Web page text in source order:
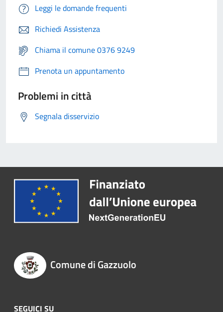
Leggi le domande frequenti
Richiedi Assistenza
Chiama il comune 0376 9249
Prenota un appuntamento
Problemi in città
Segnala disservizio
Comune di Gazzuolo
SEGUICI SU